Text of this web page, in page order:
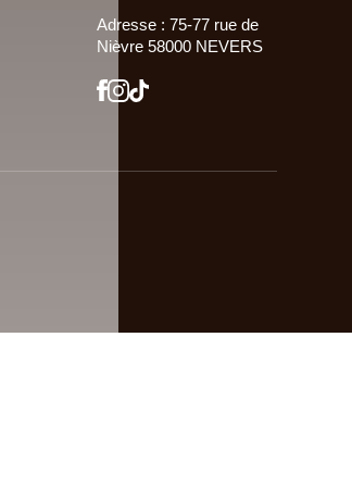
Adresse : 75-77 rue de
Nièvre 58000 NEVERS